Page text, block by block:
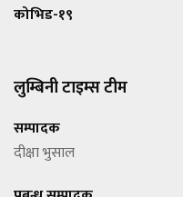
कोभिड-१९
लुम्बिनी टाइम्स टीम
सम्पादक
दीक्षा भुसाल